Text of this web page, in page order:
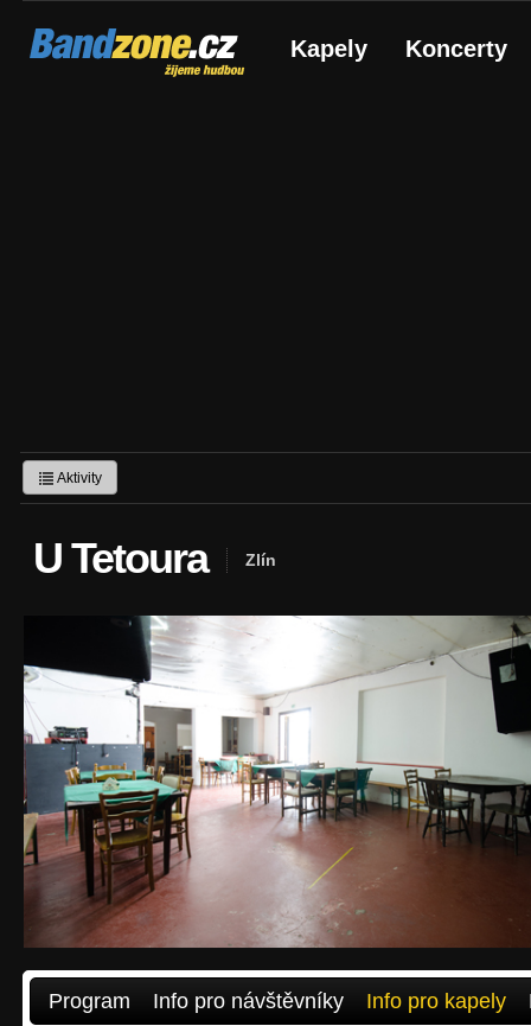
Bandzone.cz
žijeme hudbou Kapely Koncerty
Aktivity
U Tetoura Zlín
Program Info pro návštěvníky Info pro kapely